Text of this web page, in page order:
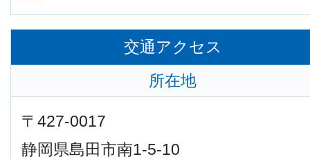
交通アクセス
所在地
〒427-0017
静岡県島田市南1-5-10